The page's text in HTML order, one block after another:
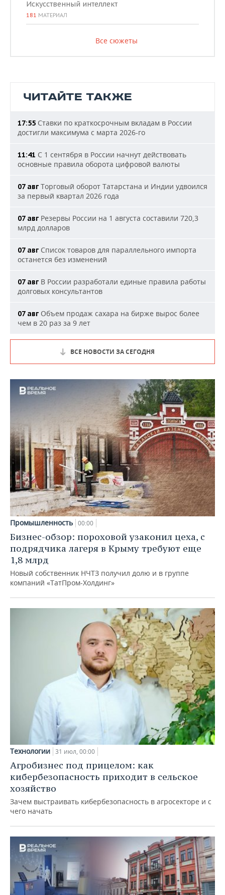
Искусственный интеллект
181 МАТЕРИАЛ
Все сюжеты
ЧИТАЙТЕ ТАКЖЕ
17:55 Ставки по краткосрочным вкладам в России
достигли максимума с марта 2026-го
11:41 С 1 сентября в России начнут действовать
основные правила оборота цифровой валюты
07 авг Торговый оборот Татарстана и Индии удвоился
за первый квартал 2026 года
07 авг Резервы России на 1 августа составили 720,3
млрд долларов
07 авг Список товаров для параллельного импорта
останется без изменений
07 авг В России разработали единые правила работы
долговых консультантов
07 авг Объем продаж сахара на бирже вырос более
чем в 20 раз за 9 лет
ВСЕ НОВОСТИ ЗА СЕГОДНЯ
Промышленность 00:00
Бизнес-обзор: пороховой узаконил цеха, с
подрядчика лагеря в Крыму требуют еще
1,8 млрд
Новый собственник НЧТЗ получил долю и в группе
компаний «ТатПром-Холдинг»
Технологии 31 июл, 00:00
Агробизнес под прицелом: как
кибербезопасность приходит в сельское
хозяйство
Зачем выстраивать кибербезопасность в агросекторе и с
чего начать